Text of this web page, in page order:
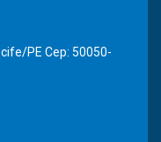
PE Cep: 50050-